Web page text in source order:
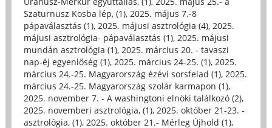
Szaturnusz Kosba lép, (1), 2025. május 7.-8
pápaválasztás (1), 2025. májusi asztrológia (4), 2025.
májusi asztrológia- pápaválasztás (1), 2025. májusi
mundán asztrológia (1), 2025. március 20. - tavaszi
nap-éj egyenlőség (1), 2025. március 24-25. (1), 2025.
március 24.-25. Magyarország ézévi sorsfelad (1), 2025.
március 24.-25. Magyarország szolár karmapon (1),
2025. november 7. - A washingtoni elnöki találkozó (2),
2025. novemberi asztrológia, (1), 2025. október 21-23. -
asztrológia, (1), 2025. október 21.- Mérleg Újhold (1),